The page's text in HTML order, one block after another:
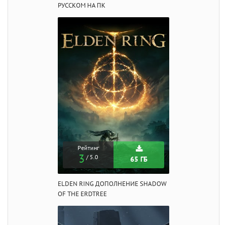
РУССКОМ НА ПК
Рейтинг
3 / 5.0 65 ГБ
ELDEN RING ДОПОЛНЕНИЕ SHADOW
OF THE ERDTREE